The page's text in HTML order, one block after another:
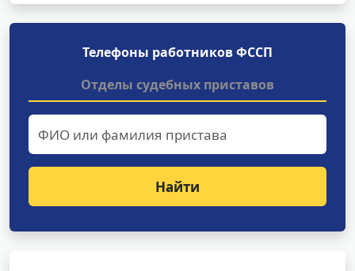
Телефоны работников ФССП
Отделы судебных приставов
Найти